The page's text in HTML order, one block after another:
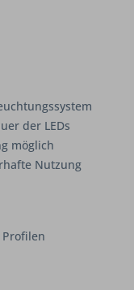
der LEDs
möglich
Nutzung